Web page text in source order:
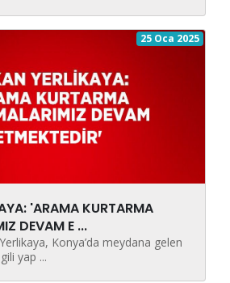
25 Oca 2025
'ARAMA KURTARMA
DEVAM E ...
Konya’da meydana gelen
yap ...